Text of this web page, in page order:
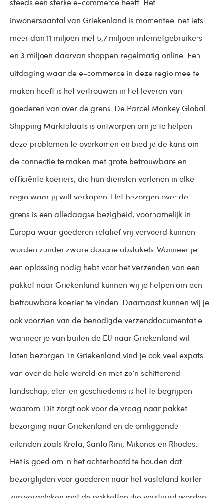
steeds een sterke e-commerce heeft. Het
inwonersaantal van Griekenland is momenteel net iets
meer dan 11 miljoen met 5,7 miljoen internetgebruikers
en 3 miljoen daarvan shoppen regelmatig online. Een
uitdaging waar de e-commerce in deze regio mee te
maken heeft is het vertrouwen in het leveren van
goederen van over de grens. De Parcel Monkey Global
Shipping Marktplaats is ontworpen om je te helpen
deze problemen te overkomen en bied je de kans om
de connectie te maken met grote betrouwbare en
efficiënte koeriers, die hun diensten verlenen in elke
regio waar jij wilt verkopen. Het bezorgen over de
grens is een alledaagse bezigheid, voornamelijk in
Europa waar goederen relatief vrij vervoerd kunnen
worden zonder zware douane obstakels. Wanneer je
een oplossing nodig hebt voor het verzenden van een
pakket naar Griekenland kunnen wij je helpen om een
betrouwbare koerier te vinden. Daarnaast kunnen wij je
ook voorzien van de benodigde verzenddocumentatie
wanneer je van buiten de EU naar Griekenland wil
laten bezorgen. In Griekenland vind je ook veel expats
van over de hele wereld en met zo’n schitterend
landschap, eten en geschiedenis is het te begrijpen
waarom. Dit zorgt ook voor de vraag naar pakket
bezorging naar Griekenland en de omliggende
eilanden zoals Kreta, Santo Rini, Mikonos en Rhodes.
Het is goed om in het achterhoofd te houden dat
bezorgtijden voor goederen naar het vasteland korter